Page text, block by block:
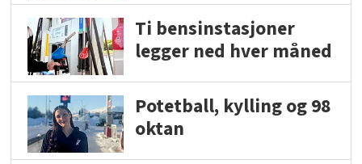
Ti bensinstasjoner
legger ned hver måned
Potetball, kylling og 98
oktan